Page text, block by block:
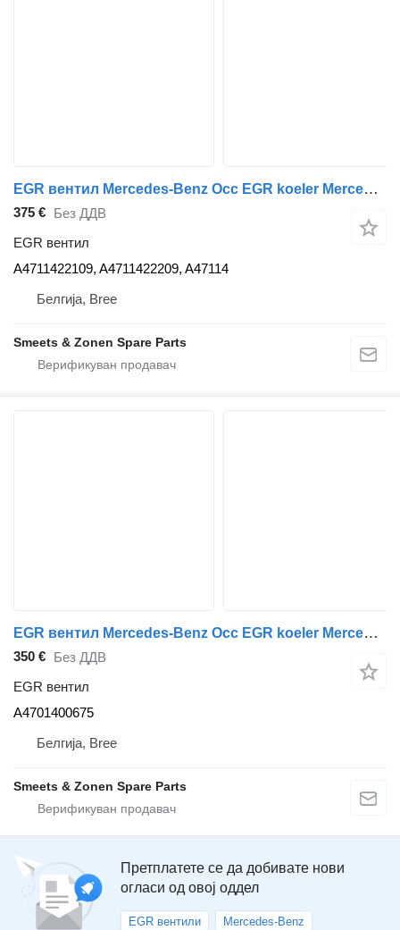
EGR вентил Mercedes-Benz Occ EGR koeler Mercedes OM471 A4711422109 за камион
375 € Без ДДВ
EGR вентил
A4711422109, A4711422209, A47114
Белгија, Bree
Smeets & Zonen Spare Parts
EGR вентил Mercedes-Benz Occ EGR koeler Mercedes A4701400675 за камион
350 € Без ДДВ
EGR вентил
A4701400675
Белгија, Bree
Smeets & Zonen Spare Parts
Претплатете се да добивате нови
огласи од овој оддел
EGR вентили Mercedes-Benz